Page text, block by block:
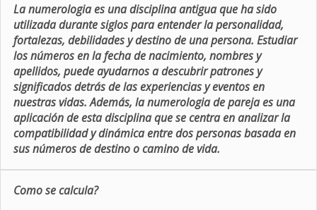
La numerologia es una disciplina antigua que ha sido
utilizada durante siglos para entender la personalidad,
fortalezas, debilidades y destino de una persona. Estudiar
los números en la fecha de nacimiento, nombres y
apellidos, puede ayudarnos a descubrir patrones y
significados detrás de las experiencias y eventos en
nuestras vidas. Además, la numerologia de pareja es una
aplicación de esta disciplina que se centra en analizar la
compatibilidad y dinámica entre dos personas basada en
sus números de destino o camino de vida.
Como se calcula?